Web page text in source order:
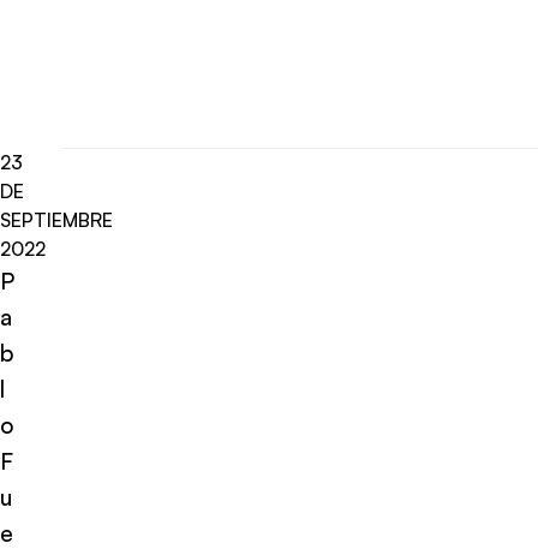
23
DE
SEPTIEMBRE
2022
P
a
b
l
o
F
u
e